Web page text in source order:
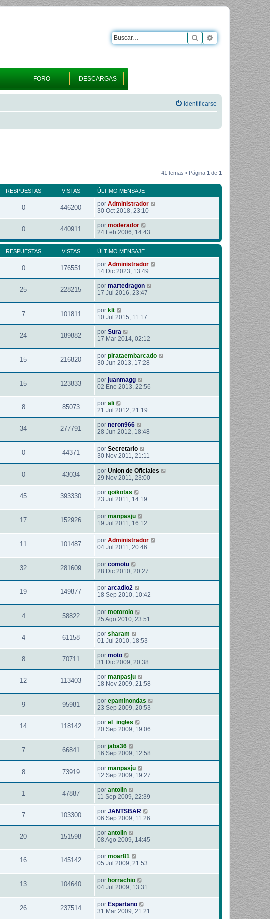
FORO DESCARGAS
Buscar Búsqueda
Identificarse
41 temas • Página 1 de 1
RESPUESTAS VISTAS ÚLTIMO MENSAJE
0 446200 por Administrador
30 Oct 2018, 23:10
0 440911 por moderador
24 Feb 2006, 14:43
RESPUESTAS VISTAS ÚLTIMO MENSAJE
0 176551 por Administrador
14 Dic 2023, 13:49
25 228215 por martedragon
17 Jul 2016, 23:47
7 101811 por klt
10 Jul 2015, 11:17
24 189882 por Sura
17 Mar 2014, 02:12
15 216820 por pirataembarcado
30 Jun 2013, 17:28
15 123833 por juanmagg
02 Ene 2013, 22:56
8 85073 por ali
21 Jul 2012, 21:19
34 277791 por neron966
28 Jun 2012, 18:48
0 44371 por Secretario
30 Nov 2011, 21:11
0 43034 por Union de Oficiales
29 Nov 2011, 23:00
45 393330 por goikotas
23 Jul 2011, 14:19
17 152926 por manpasju
19 Jul 2011, 16:12
11 101487 por Administrador
04 Jul 2011, 20:46
32 281609 por comotu
28 Dic 2010, 20:27
19 149877 por arcadio2
18 Sep 2010, 10:42
4 58822 por motorolo
25 Ago 2010, 23:51
4 61158 por sharam
01 Jul 2010, 18:53
8 70711 por moto
31 Dic 2009, 20:38
12 113403 por manpasju
18 Nov 2009, 21:58
9 95981 por epaminondas
23 Sep 2009, 20:53
14 118142 por el_ingles
20 Sep 2009, 19:06
7 66841 por jaba36
16 Sep 2009, 12:58
8 73919 por manpasju
12 Sep 2009, 19:27
1 47887 por antolin
11 Sep 2009, 22:39
7 103300 por JANTSBAR
06 Sep 2009, 11:26
20 151598 por antolin
08 Ago 2009, 14:45
16 145142 por moar81
05 Jul 2009, 21:53
13 104640 por horrachio
04 Jul 2009, 13:31
26 237514 por Espartano
31 Mar 2009, 21:21